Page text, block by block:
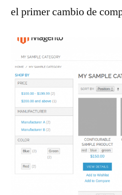
el primer cambio de